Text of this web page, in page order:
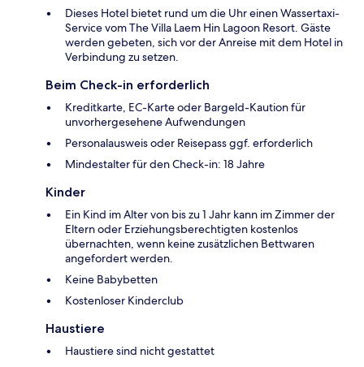
Dieses Hotel bietet rund um die Uhr einen Wassertaxi-
Service vom The Villa Laem Hin Lagoon Resort. Gäste
werden gebeten, sich vor der Anreise mit dem Hotel in
Verbindung zu setzen.
Beim Check-in erforderlich
Kreditkarte, EC-Karte oder Bargeld-Kaution für
unvorhergesehene Aufwendungen
Personalausweis oder Reisepass ggf. erforderlich
Mindestalter für den Check-in: 18 Jahre
Kinder
Ein Kind im Alter von bis zu 1 Jahr kann im Zimmer der
Eltern oder Erziehungsberechtigten kostenlos
übernachten, wenn keine zusätzlichen Bettwaren
angefordert werden.
Keine Babybetten
Kostenloser Kinderclub
Haustiere
Haustiere sind nicht gestattet